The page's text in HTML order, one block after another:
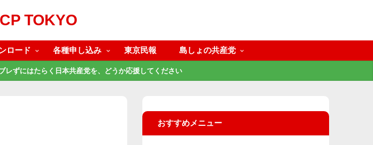
TOKYO
ロード 各種申し込み 東京民報 島しょの共産党
レずにはたらく日本共産党を、どうか応援してください
おすすめメニュー